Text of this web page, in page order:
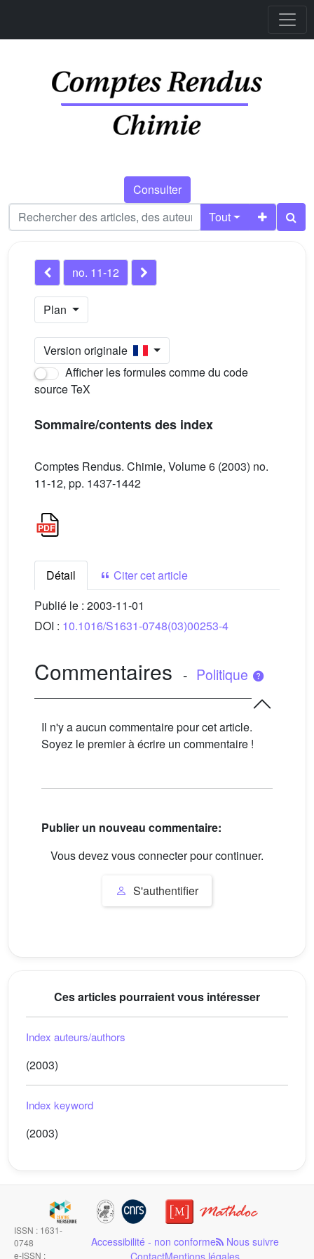
Consulter
Tout
no. 11-12
Plan
Version originale
Afficher les formules comme du code
source TeX
Sommaire/contents des index
Comptes Rendus. Chimie, Volume 6 (2003) no.
11-12, pp. 1437-1442
Détail
Citer cet article
Publié le : 2003-11-01
DOI : 10.1016/S1631-0748(03)00253-4
Commentaires - Politique
Il n'y a aucun commentaire pour cet article.
Soyez le premier à écrire un commentaire !
Publier un nouveau commentaire:
Vous devez vous connecter pour continuer.
S'authentifier
Ces articles pourraient vous intéresser
Index auteurs/authors
(2003)
Index keyword
(2003)
ISSN : 1631-
0748
e-ISSN :
Accessibilité - non conforme Nous suivre
ContactMentions légales